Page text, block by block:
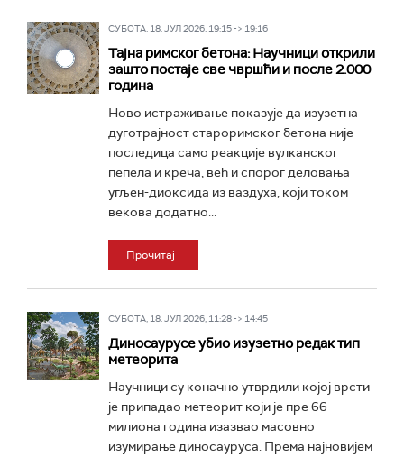
СУБОТА, 18. ЈУЛ 2026, 19:15 -> 19:16
Тајна римског бетона: Научници открили
зашто постаје све чвршћи и после 2.000
година
Ново истраживање показује да изузетна
дуготрајност староримског бетона није
последица само реакције вулканског
пепела и креча, већ и спорог деловања
угљен-диоксида из ваздуха, који током
векова додатно...
Прочитај
СУБОТА, 18. ЈУЛ 2026, 11:28 -> 14:45
Диносаурусе убио изузетно редак тип
метеорита
Научници су коначно утврдили којој врсти
је припадао метеорит који је пре 66
милиона година изазвао масовно
изумирање диносауруса. Према најновијем